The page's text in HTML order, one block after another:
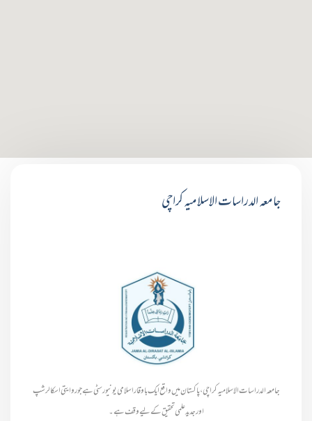
جامعہ الدراسات الاسلامیہ کراچی
جامعہ الدراسات الاسلامیہ کراچی، پاکستان میں واقع ایک باوقار اسلامی یونیورسٹی ہے جو روایتی اسکالرشپ
اور جدید علمی تحقیق کے لیے وقف ہے۔